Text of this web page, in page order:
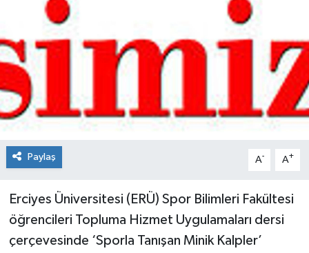
Paylaş A- A+
Erciyes Üniversitesi (ERÜ) Spor Bilimleri Fakültesi
öğrencileri Topluma Hizmet Uygulamaları dersi
çerçevesinde ‘Sporla Tanışan Minik Kalpler’
Politika
Spor
Tokat Haberleri
Yaşam
Son Dakika Haberleri